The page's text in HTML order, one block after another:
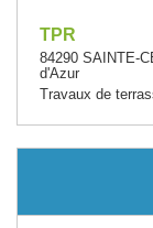
TPR
84290 SAINTE-
d'Azur
Travaux de